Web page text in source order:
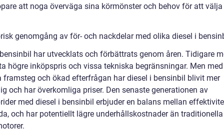
att noga överväga sina körmönster och behov för att
genomgång av för- och nackdelar med olika diesel i
har utvecklats och förbättrats genom åren. Tidigare
högre inköpspris och vissa tekniska begränsningar. Men med
framsteg och ökad efterfrågan har diesel i bensinbil blivit mer
och har överkomliga priser. Den senaste generationen av
med diesel i bensinbil erbjuder en balans mellan
och har potentiellt lägre underhållskostnader än traditionella